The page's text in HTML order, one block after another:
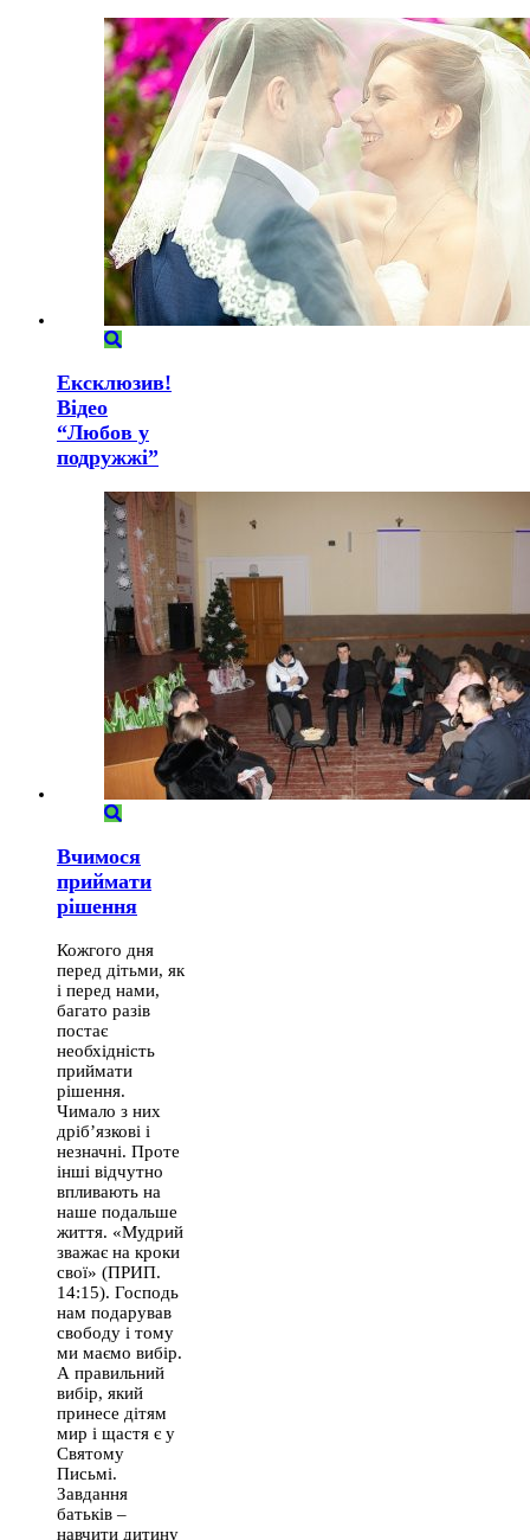
Ексклюзив!
Відео
“Любов у
подружжі”
Вчимося
приймати
рішення
Кожгого дня
перед дітьми, як
і перед нами,
багато разів
постає
необхідність
приймати
рішення.
Чимало з них
дріб’язкові і
незначні. Проте
інші відчутно
впливають на
наше подальше
життя. «Мудрий
зважає на кроки
свої» (ПРИП.
14:15). Господь
нам подарував
свободу і тому
ми маємо вибір.
А правильний
вибір, який
принесе дітям
мир і щастя є у
Святому
Письмі.
Завдання
батьків –
навчити дитину